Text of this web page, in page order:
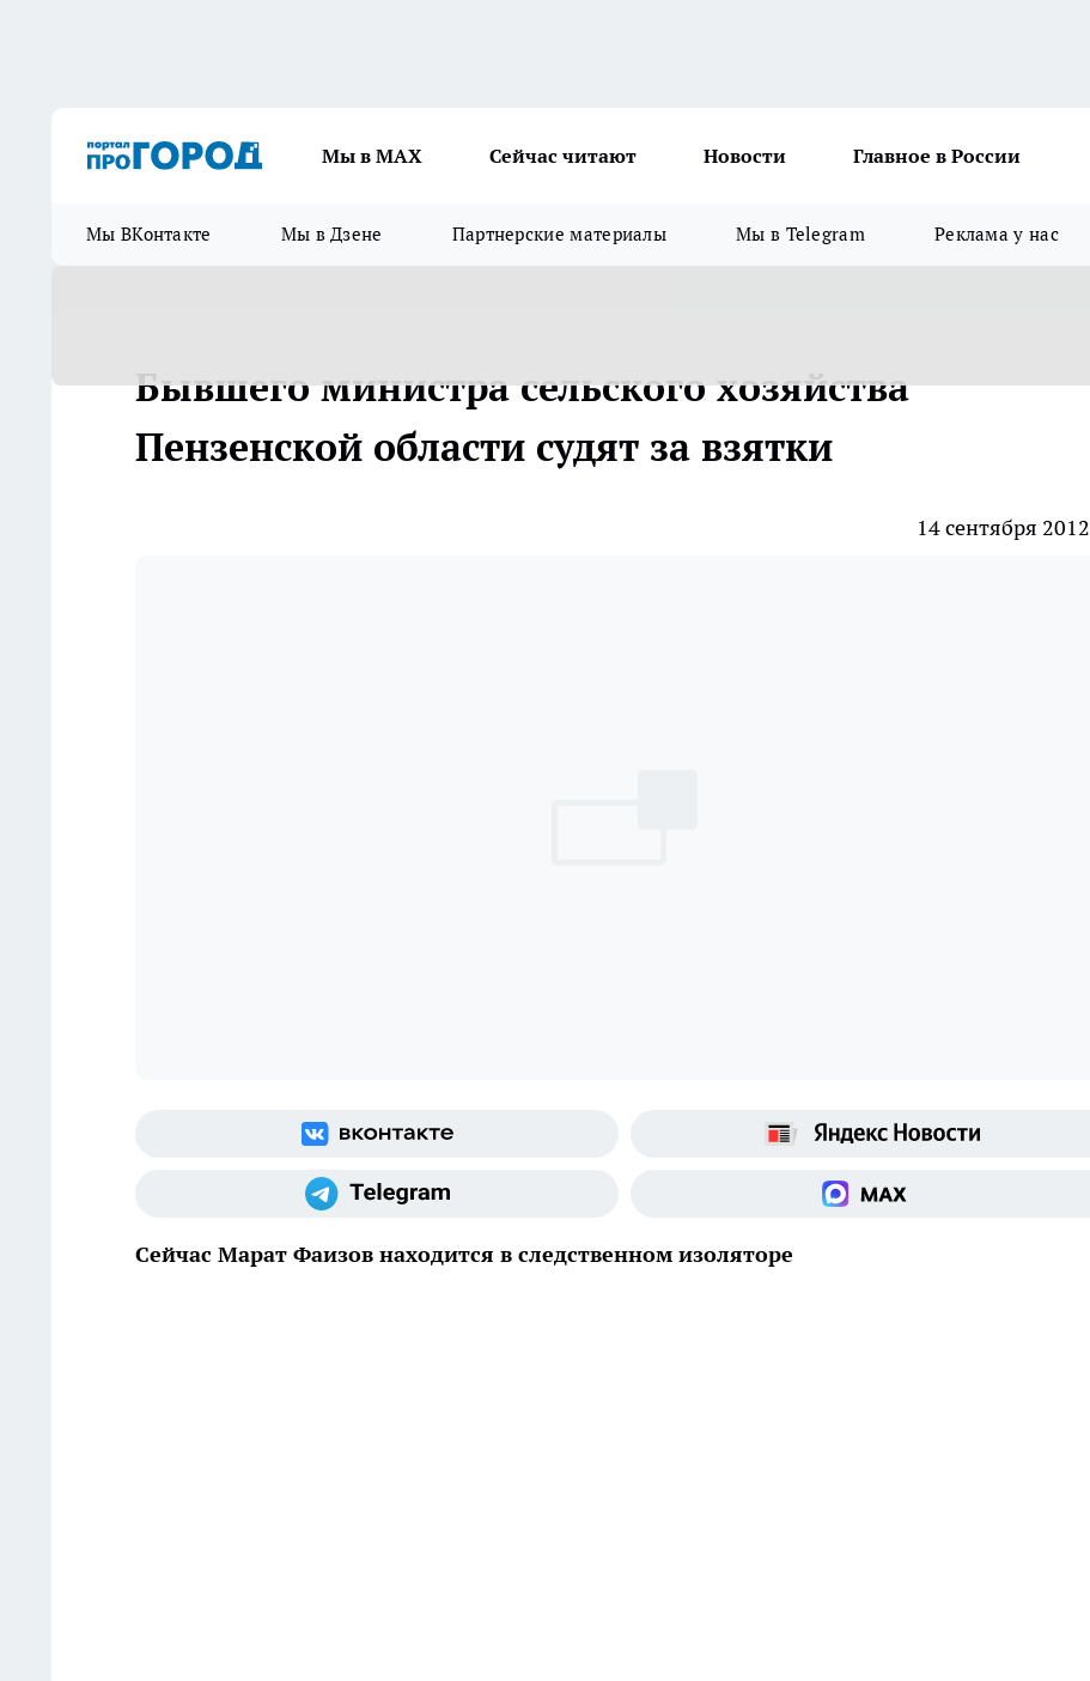
Мы в МАХ Сейчас читают Новости Главное в России
Мы ВКонтакте Мы в Дзене Партнерские материалы Мы в Telegram Реклама у нас
Бывшего министра сельского хозяйства
Пензенской области судят за взятки
14 сентября 2012
Сейчас Марат Фаизов находится в следственном изоляторе